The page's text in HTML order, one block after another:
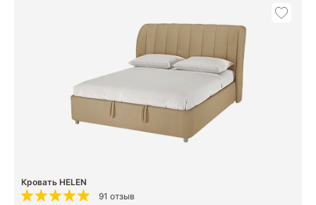
Кровать HELEN
91 отзыв